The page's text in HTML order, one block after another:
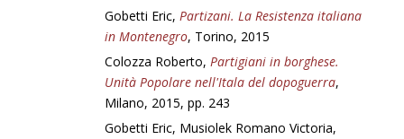
Gobetti Eric,Partizani. La Resistenza italiana
in Montenegro, Torino, 2015
Colozza Roberto,Partigiani in borghese.
Unità Popolare nell'Itala del dopoguerra,
Milano, 2015, pp. 243
Gobetti Eric, Musiolek Romano Victoria,